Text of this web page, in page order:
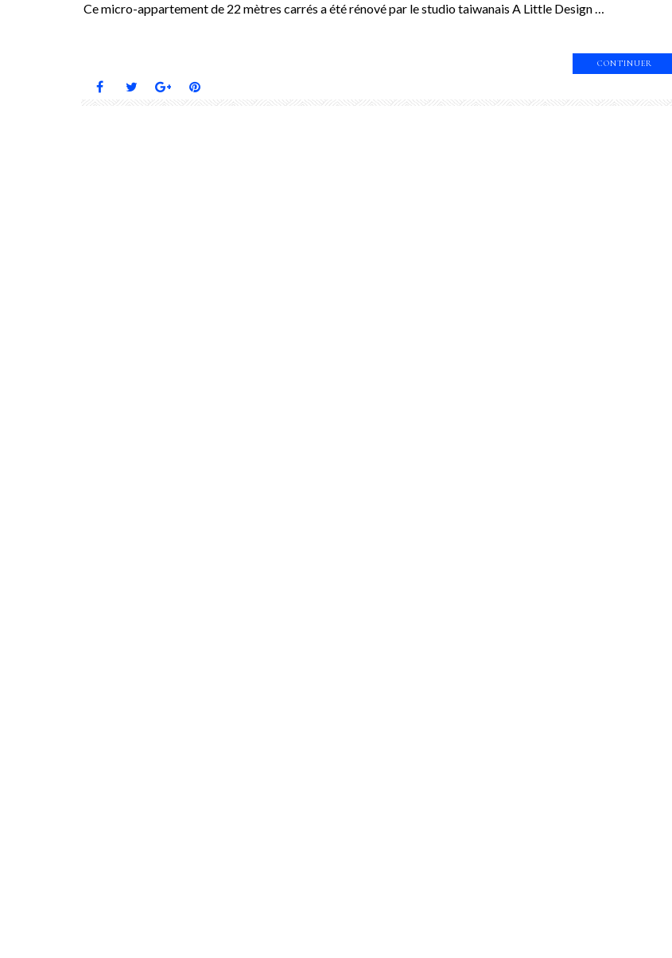
Ce micro-appartement de 22 mètres carrés a été rénové par le studio taiwanais A Little Design …
CONTINUER